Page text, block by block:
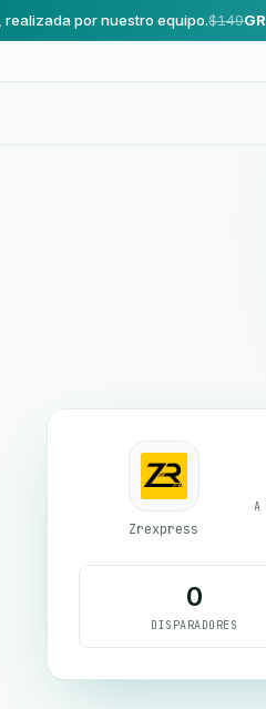
por nuestro equipo.$149
Zrexpress
A
0
DISPARADORES